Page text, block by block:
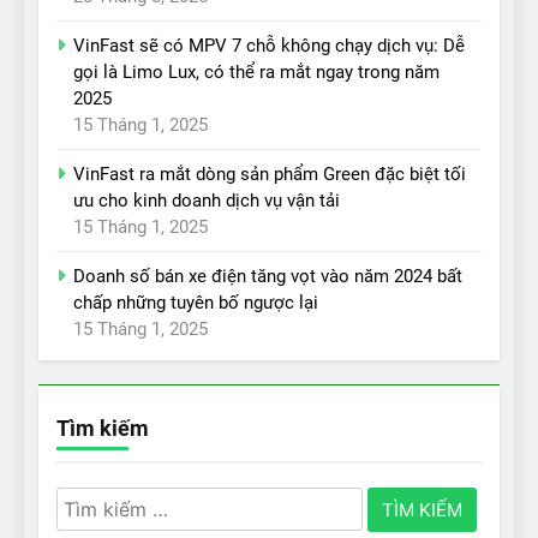
VinFast sẽ có MPV 7 chỗ không chạy dịch vụ: Dễ
gọi là Limo Lux, có thể ra mắt ngay trong năm
2025
15 Tháng 1, 2025
VinFast ra mắt dòng sản phẩm Green đặc biệt tối
ưu cho kinh doanh dịch vụ vận tải
15 Tháng 1, 2025
Doanh số bán xe điện tăng vọt vào năm 2024 bất
chấp những tuyên bố ngược lại
15 Tháng 1, 2025
Tìm kiếm
Tìm